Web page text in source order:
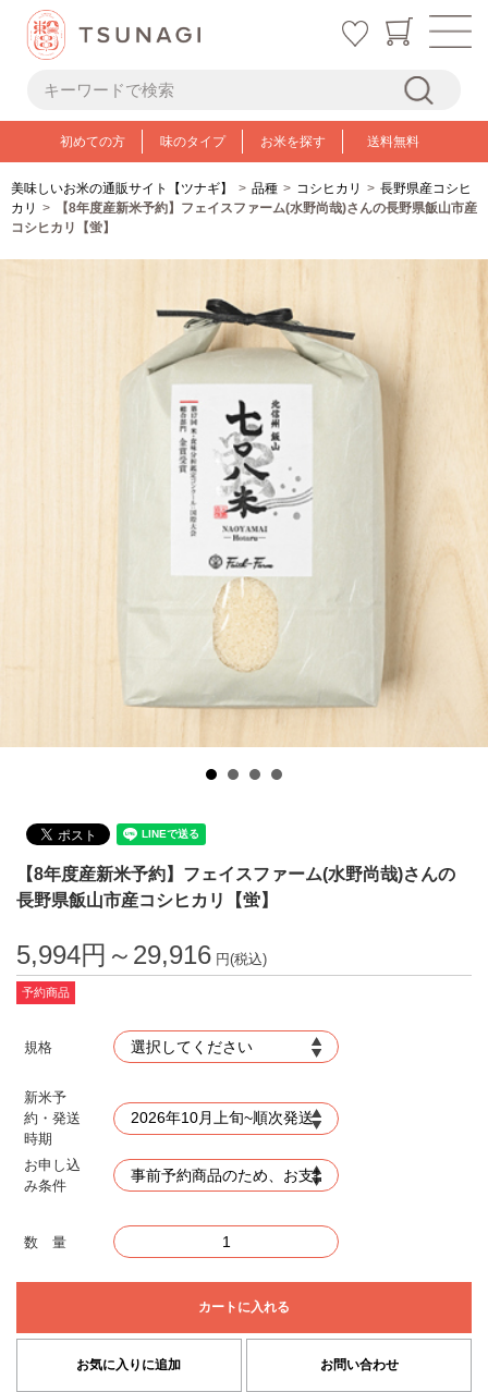
初めての方 味のタイプ お米を探す 送料無料
美味しいお米の通販サイト【ツナギ】 品種 コシヒカリ
長野県産コシヒ
カリ
【8年度産新米予約】フェイスファーム(水野尚哉)さんの長野県飯山市産
コシヒカリ【蛍】
【8年度産新米予約】フェイスファーム(水野尚哉)さんの
長野県飯山市産コシヒカリ【蛍】
5,994円～29,916 円(税込)
予約商品
規格
新米予
約・発送
時期
お申し込
み条件
数 量
カートに入れる
お気に入りに追加 お問い合わせ